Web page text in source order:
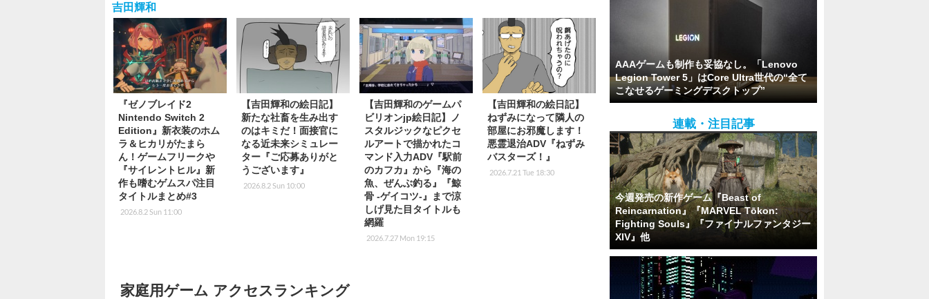
吉田輝和
『ゼノブレイド2
Nintendo Switch 2
Edition』新衣装のホム
ラ＆ヒカリがたまら
ん！ゲームフリークや
『サイレントヒル』新
作も嗜むゲムスパ注目
タイトルまとめ#3
2026.8.2 Sun 11:00
【吉田輝和の絵日記】
新たな社畜を生み出す
のはキミだ！面接官に
なる近未来シミュレー
ター『ご応募ありがと
うございます』
2026.8.2 Sun 10:00
【吉田輝和のゲームパ
ビリオンjp絵日記】ノ
スタルジックなピクセ
ルアートで描かれたコ
マンド入力ADV『駅前
のカフカ』から『海の
魚、ぜんぶ釣る』『鯨
骨 -ゲイコツ-』まで涼
しげ見た目タイトルも
網羅
2026.7.27 Mon 19:15
【吉田輝和の絵日記】
ねずみになって隣人の
部屋にお邪魔します！
悪霊退治ADV『ねずみ
バスターズ！』
2026.7.21 Tue 18:30
家庭用ゲーム アクセスランキング
AAAゲームも制作も妥協なし。「Lenovo
Legion Tower 5」はCore Ultra世代の“全て
こなせるゲーミングデスクトップ”
連載・注目記事
今週発売の新作ゲーム『Beast of
Reincarnation』『MARVEL Tōkon:
Fighting Souls』『ファイナルファンタジー
XIV』他